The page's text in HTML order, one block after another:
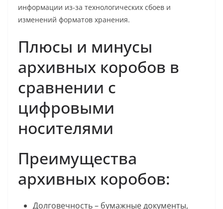
информации из-за технологических сбоев и
изменений форматов хранения.
Плюсы и минусы
архивных коробов в
сравнении с
цифровыми
носителями
Преимущества
архивных коробов:
Долговечность – бумажные документы,